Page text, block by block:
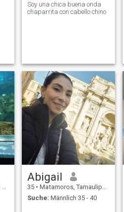
Soy una chica buena onda
chaparrita con cabello chino
Abigail
35 • Matamoros, Tamaulipas, Mexiko
Suche: Männlich 35 - 40